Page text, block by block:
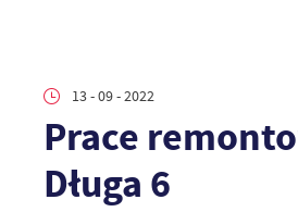
13 - 09 - 2022
Prace
Długa 6